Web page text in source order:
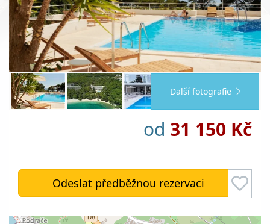
Další fotografie
od 31 150 Kč
Odeslat předběžnou rezervaci